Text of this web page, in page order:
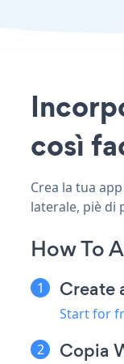
così
Crea la tua
laterale, piè di
How To
Create
Start for
Copia